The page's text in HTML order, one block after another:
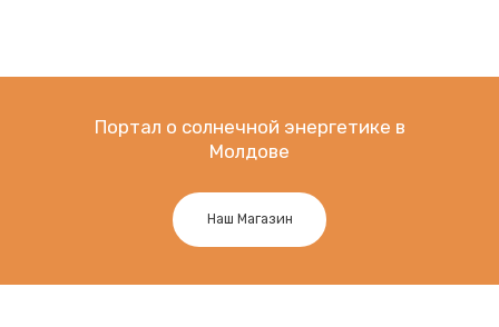
Портал о солнечной энергетике в
Молдове
Наш Магазин